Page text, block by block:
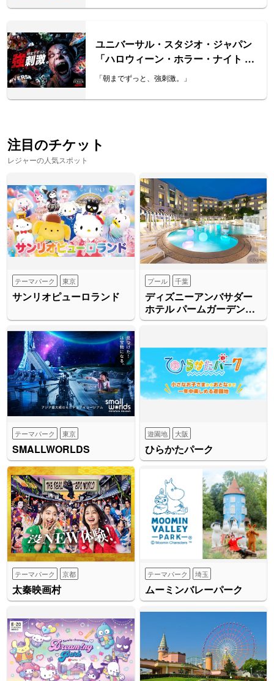
ユニバーサル・スタジオ・ジャパン
「ハロウィーン・ホラー・ナイト ～
オールナイト～パス」
「朝までずっと、強刺激。」
注目のチケット
レジャーの人気スポット
サンリオピューロランド
テーマパーク 東京
ディズニーアンバサダー
ホテル パームガーデン・
プール “リゾート・サマ
プール 千葉
SMALLWORLDS
テーマパーク 東京
ひらかたパーク
遊園地 大阪
太秦映画村
テーマパーク 京都
ムーミンバレーパーク
テーマパーク 埼玉